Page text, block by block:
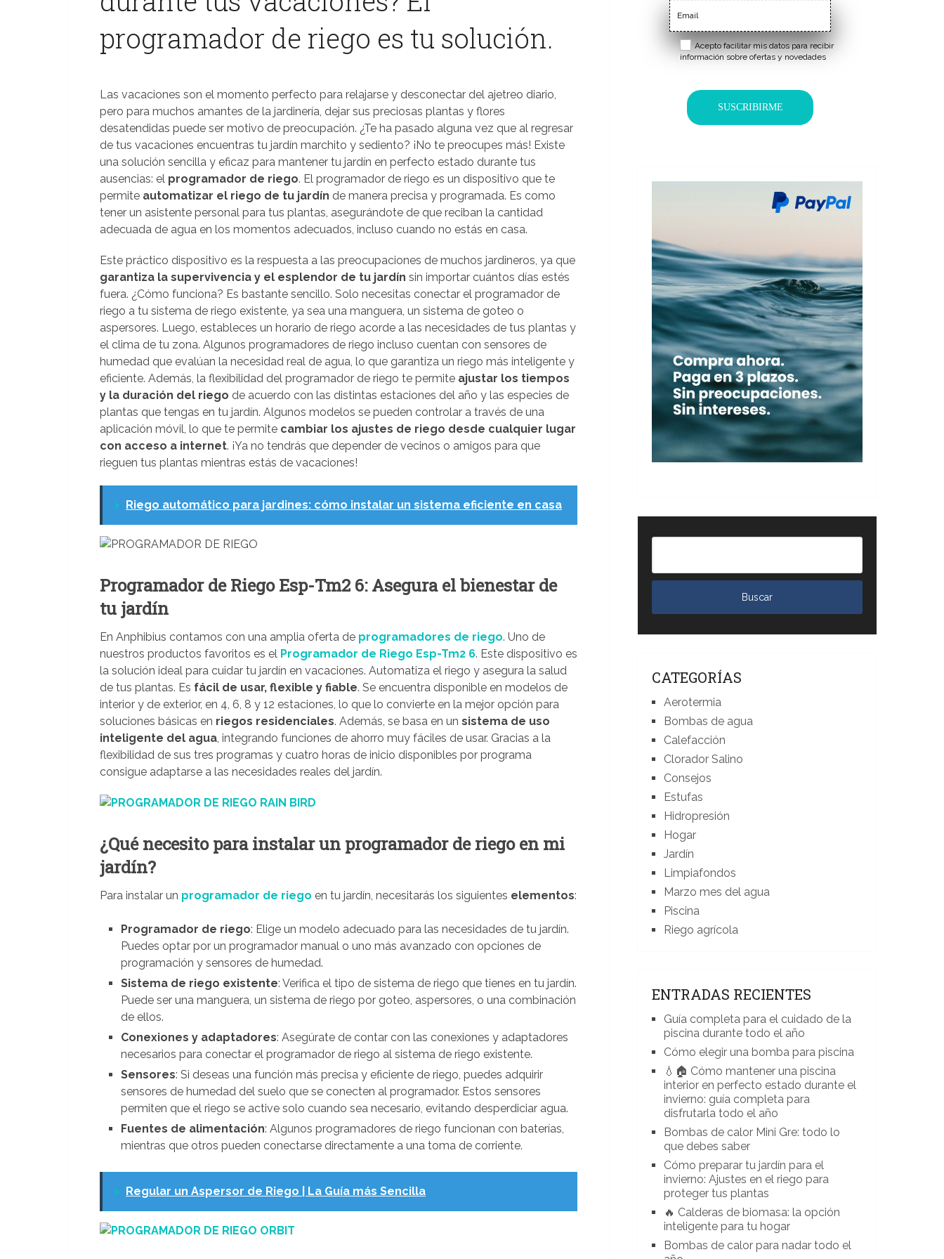
programador de riego es tu solución.
Las vacaciones son el momento perfecto para relajarse y desconectar del ajetreo diario,
pero para muchos amantes de la jardinería, dejar sus preciosas plantas y flores
desatendidas puede ser motivo de preocupación. ¿Te ha pasado alguna vez que al regresar
de tus vacaciones encuentras tu jardín marchito y sediento? ¡No te preocupes más! Existe
una solución sencilla y eficaz para mantener tu jardín en perfecto estado durante tus
ausencias: el programador de riego. El programador de riego es un dispositivo que te
permite automatizar el riego de tu jardín de manera precisa y programada. Es como
tener un asistente personal para tus plantas, asegurándote de que reciban la cantidad
adecuada de agua en los momentos adecuados, incluso cuando no estás en casa.
Este práctico dispositivo es la respuesta a las preocupaciones de muchos jardineros, ya que
garantiza la supervivencia y el esplendor de tu jardín sin importar cuántos días estés
fuera. ¿Cómo funciona? Es bastante sencillo. Solo necesitas conectar el programador de
riego a tu sistema de riego existente, ya sea una manguera, un sistema de goteo o
aspersores. Luego, estableces un horario de riego acorde a las necesidades de tus plantas y
el clima de tu zona. Algunos programadores de riego incluso cuentan con sensores de
humedad que evalúan la necesidad real de agua, lo que garantiza un riego más inteligente y
eficiente. Además, la flexibilidad del programador de riego te permite ajustar los tiempos
y la duración del riego de acuerdo con las distintas estaciones del año y las especies de
plantas que tengas en tu jardín. Algunos modelos se pueden controlar a través de una
aplicación móvil, lo que te permite cambiar los ajustes de riego desde cualquier lugar
con acceso a internet. ¡Ya no tendrás que depender de vecinos o amigos para que
rieguen tus plantas mientras estás de vacaciones!
> Riego automático para jardines: cómo instalar un sistema eficiente en casa
Programador de Riego Esp-Tm2 6: Asegura el bienestar de
tu jardín
En Anphibius contamos con una amplia oferta de programadores de riego. Uno de
nuestros productos favoritos es el Programador de Riego Esp-Tm2 6. Este dispositivo es
la solución ideal para cuidar tu jardín en vacaciones. Automatiza el riego y asegura la salud
de tus plantas. Es fácil de usar, flexible y fiable. Se encuentra disponible en modelos de
interior y de exterior, en 4, 6, 8 y 12 estaciones, lo que lo convierte en la mejor opción para
soluciones básicas en riegos residenciales. Además, se basa en un sistema de uso
inteligente del agua, integrando funciones de ahorro muy fáciles de usar. Gracias a la
flexibilidad de sus tres programas y cuatro horas de inicio disponibles por programa
consigue adaptarse a las necesidades reales del jardín.
¿Qué necesito para instalar un programador de riego en mi
jardín?
Para instalar un programador de riego en tu jardín, necesitarás los siguientes elementos:
Programador de riego: Elige un modelo adecuado para las necesidades de tu jardín.
Puedes optar por un programador manual o uno más avanzado con opciones de
programación y sensores de humedad.
Sistema de riego existente: Verifica el tipo de sistema de riego que tienes en tu jardín.
Puede ser una manguera, un sistema de riego por goteo, aspersores, o una combinación
de ellos.
Conexiones y adaptadores: Asegúrate de contar con las conexiones y adaptadores
necesarios para conectar el programador de riego al sistema de riego existente.
Sensores: Si deseas una función más precisa y eficiente de riego, puedes adquirir
sensores de humedad del suelo que se conecten al programador. Estos sensores
permiten que el riego se active solo cuando sea necesario, evitando desperdiciar agua.
Fuentes de alimentación: Algunos programadores de riego funcionan con baterías,
mientras que otros pueden conectarse directamente a una toma de corriente.
> Regular un Aspersor de Riego | La Guía más Sencilla
SUSCRIBIRME
Acepto facilitar mis datos para recibir
información sobre ofertas y novedades
CATEGORÍAS
Aerotermia
Bombas de agua
Calefacción
Clorador Salino
Consejos
Estufas
Hidropresión
Hogar
Jardín
Limpiafondos
Marzo mes del agua
Piscina
Riego agrícola
ENTRADAS RECIENTES
Guía completa para el cuidado de la
piscina durante todo el año
Cómo elegir una bomba para piscina
💧🏠 Cómo mantener una piscina
interior en perfecto estado durante el
invierno: guía completa para
disfrutarla todo el año
Bombas de calor Mini Gre: todo lo
que debes saber
Cómo preparar tu jardín para el
invierno: Ajustes en el riego para
proteger tus plantas
🔥 Calderas de biomasa: la opción
inteligente para tu hogar
Bombas de calor para nadar todo el